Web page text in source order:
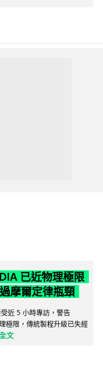
已近物理極限
摩爾定律瓶頸
近 5 小時專訪，警告
極限，傳統製程升級已失經
文